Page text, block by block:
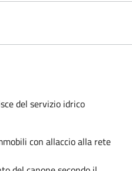
del servizio idrico
con allaccio alla rete